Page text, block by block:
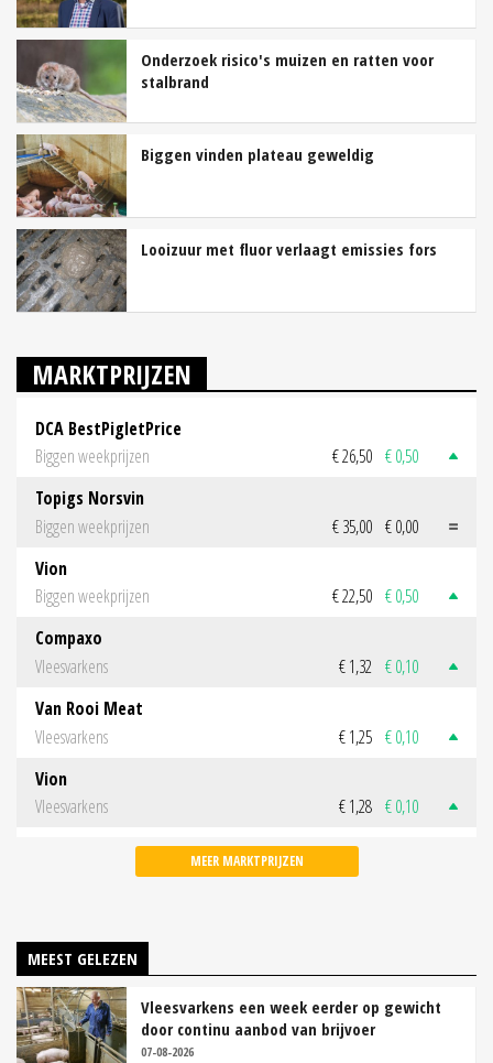
Onderzoek risico's muizen en ratten voor
stalbrand
Biggen vinden plateau geweldig
Looizuur met fluor verlaagt emissies fors
MARKTPRIJZEN
DCA BestPigletPrice
Biggen weekprijzen
€ 26,50 € 0,50
Topigs Norsvin
Biggen weekprijzen
€ 35,00 € 0,00
Vion
Biggen weekprijzen
€ 22,50 € 0,50
Compaxo
Vleesvarkens
€ 1,32 € 0,10
Van Rooi Meat
Vleesvarkens
€ 1,25 € 0,10
Vion
Vleesvarkens
€ 1,28 € 0,10
MEER MARKTPRIJZEN
MEEST GELEZEN
Vleesvarkens een week eerder op gewicht
door continu aanbod van brijvoer
07-08-2026